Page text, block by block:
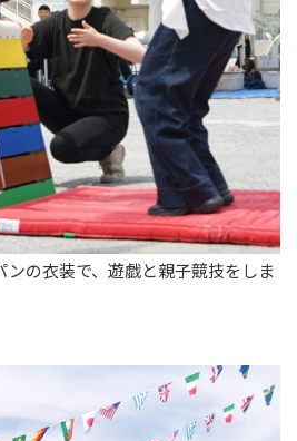
の衣装で、遊戯と親子競技をしま